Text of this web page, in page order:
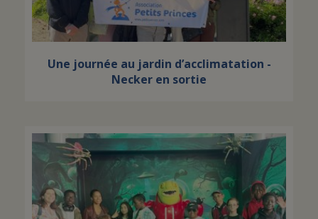
Une journée au jardin d’acclimatation -
Necker en sortie